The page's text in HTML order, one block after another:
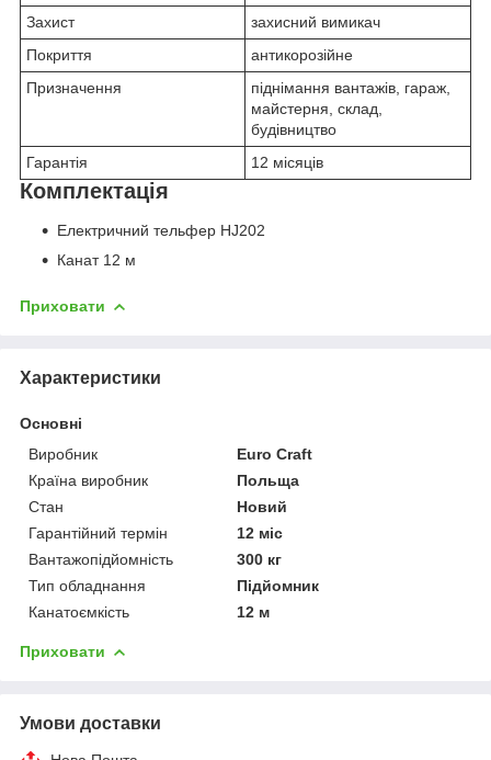
Захист
захисний вимикач
Покриття
антикорозійне
Призначення
піднімання вантажів, гараж,
майстерня, склад,
будівництво
Гарантія
12 місяців
Комплектація
Електричний тельфер HJ202
Канат 12 м
Приховати
Характеристики
Основні
Виробник
Euro Craft
Країна виробник
Польща
Стан
Новий
Гарантійний термін
12 міс
Вантажопідйомність
300 кг
Тип обладнання
Підйомник
Канатоємкість
12 м
Приховати
Умови доставки